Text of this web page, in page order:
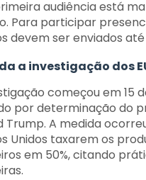
audiência está
Para participar
devem ser enviados até
a investigação dos
começou em 15
por determinação do
Trump. A medida
Unidos taxarem os
em 50%, citando